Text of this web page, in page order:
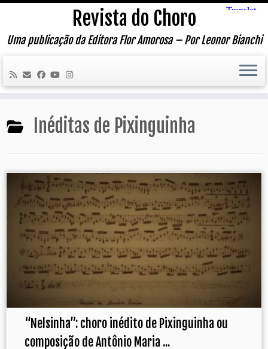
Skip
content
Revista do Choro
Uma publicação da Editora Flor Amorosa – Por Leonor Bianchi
Inéditas de Pixinguinha
“Nelsinha”: choro inédito de Pixinguinha ou
composição de Antônio Maria ...